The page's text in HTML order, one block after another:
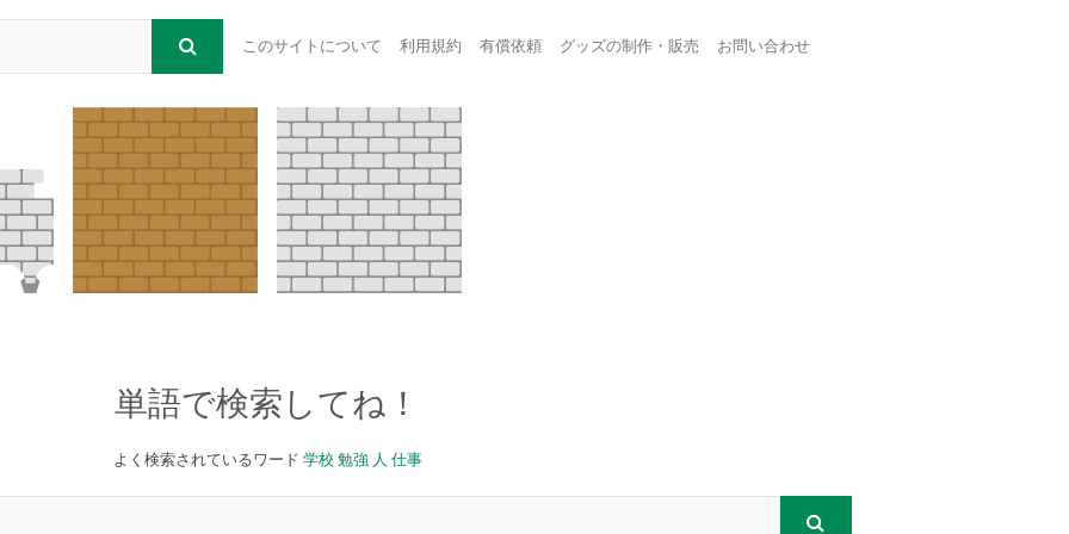
このサイトについて 利用規約 有償依頼 グッズの制作・販売 お問い合わせ
単語で検索してね！
よく検索されているワード 学校 勉強 人 仕事